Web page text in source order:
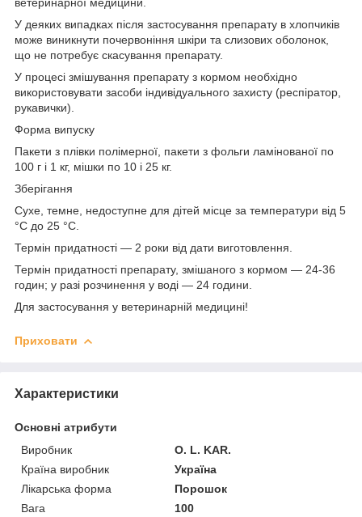
У деяких випадках після застосування препарату в хлопчиків
може виникнути почервоніння шкіри та слизових оболонок,
що не потребує скасування препарату.
У процесі змішування препарату з кормом необхідно
використовувати засоби індивідуального захисту (респіратор,
рукавички).
Форма випуску
Пакети з плівки полімерної, пакети з фольги ламінованої по
100 г і 1 кг, мішки по 10 і 25 кг.
Зберігання
Сухе, темне, недоступне для дітей місце за температури від 5
°C до 25 °C.
Термін придатності — 2 роки від дати виготовлення.
Термін придатності препарату, змішаного з кормом — 24-36
годин; у разі розчинення у воді — 24 години.
Для застосування у ветеринарній медицині!
Приховати
Характеристики
Основні атрибути
Виробник
O. L. KAR.
Країна виробник
Україна
Лікарська форма
Порошок
Вага
100